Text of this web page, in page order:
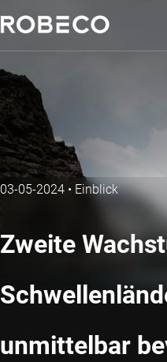
03-05-2024 • Einblick
Zweite
unmittelbar